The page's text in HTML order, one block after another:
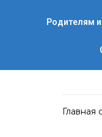
Родителям
Главная